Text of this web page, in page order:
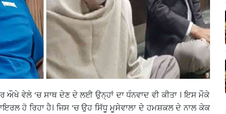
ਔਖੇ ਵੇਲੇ ‘ਚ ਸਾਥ ਦੇਣ ਦੇ ਲਈ ਉਨ੍ਹਾਂ ਦਾ ਧੰਨਵਾਦ ਵੀ ਕੀਤਾ । ਇਸ ਮੌਕੇ
ਹੋ ਰਿਹਾ ਹੈ। ਜਿਸ ‘ਚ ਉਹ ਸਿੱਧੂ ਮੂਸੇਵਾਲਾ ਦੇ ਹਮਸ਼ਕਲ ਦੇ ਨਾਲ ਕੇਕ